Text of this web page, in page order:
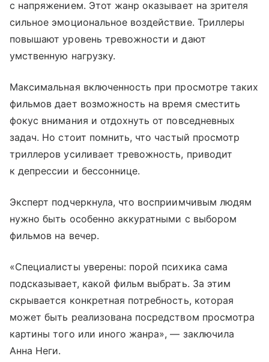
с напряжением. Этот жанр оказывает на зрителя
сильное эмоциональное воздействие. Триллеры
повышают уровень тревожности и дают
умственную нагрузку.
Максимальная включенность при просмотре таких
фильмов дает возможность на время сместить
фокус внимания и отдохнуть от повседневных
задач. Но стоит помнить, что частый просмотр
триллеров усиливает тревожность, приводит
к депрессии и бессоннице.
Эксперт подчеркнула, что восприимчивым людям
нужно быть особенно аккуратными с выбором
фильмов на вечер.
«Специалисты уверены: порой психика сама
подсказывает, какой фильм выбрать. За этим
скрывается конкретная потребность, которая
может быть реализована посредством просмотра
картины того или иного жанра», — заключила
Анна Неги.